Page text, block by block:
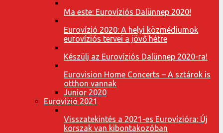
Ma este: Eurovíziós Dalünnep 2020!
Eurovízió 2020: A helyi közmédiumok
eurovíziós tervei a jövő hétre
Készülj az Eurovíziós Dalünnep 2020-ra!
Eurovision Home Concerts – A sztárok is
otthon vannak
Junior 2020
Eurovízió 2021
Visszatekintés a 2021-es Eurovízióra: Új
korszak van kibontakozóban